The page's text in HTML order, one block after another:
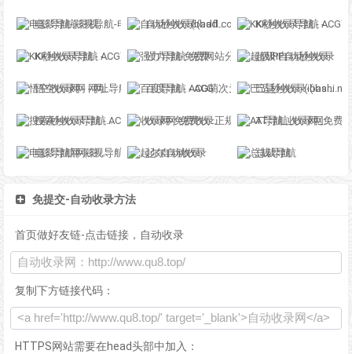
电影导航-影视导航-电影站收录-自动收录网-网站收录 自动秒收录(badfl.com) - 全自动秒收录网 KK秒收录导航 - ACG萌次元丨ACG导航网丨二次元导航丨资源网导航丨福利网址导航 - KK秒收录导航网
KK秒收录导航 - ACG萌次元丨ACG导航网丨二次元导航丨资源网导航丨福利网址导航 - KK秒收录导航网 强力导航-免费网站分类导航，提交收录，秒收录 超级IP自动秒收录
悟空收录网 - 网址导航大全 | 网站免费收录 | 软文外链发布平台 百度导航 - ACG萌次元丨ACG导航网丨二次元导航丨资源网导航丨福利网址导航 - BaiDu导航 巴适秒收录-(ibashi.net) - 巴适导航分类网站目录 - 自助网址提交自动收录
搜索秒收录导航 - ACG萌次元丨ACG导航网丨二次元导航丨资源网导航丨福利网址导航 - SS秒收录导航网 收录网-免费收录正规网站-免费发布软文 AT导航_收录网_免费收录网站_自动收录网_秒收录
电影导航网-影视导航-电影搜索-影视搜索-电影站收录 起尔自动收录 总裁导航
免提交-自动收录方法
首页做好友链-点击链接，自动收录
复制下方链接代码：
HTTPS网站需要在head头部中加入：